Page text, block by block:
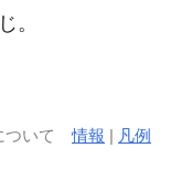
。
ついて情報 | 凡例